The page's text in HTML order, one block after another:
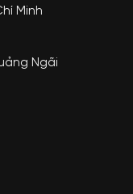
Minh
Ngãi